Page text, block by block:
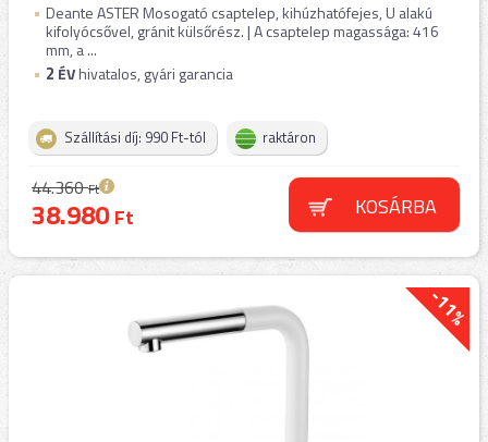
Deante ASTER Mosogató csaptelep, kihúzhatófejes, U alakú
kifolyócsővel, gránit külsőrész. | A csaptelep magassága: 416
mm, a ...
2 ÉVhivatalos, gyári garancia
Szállítási díj: 990 Ft-tól raktáron
44.360Ft
38.980Ft KOSÁRBA
-11%